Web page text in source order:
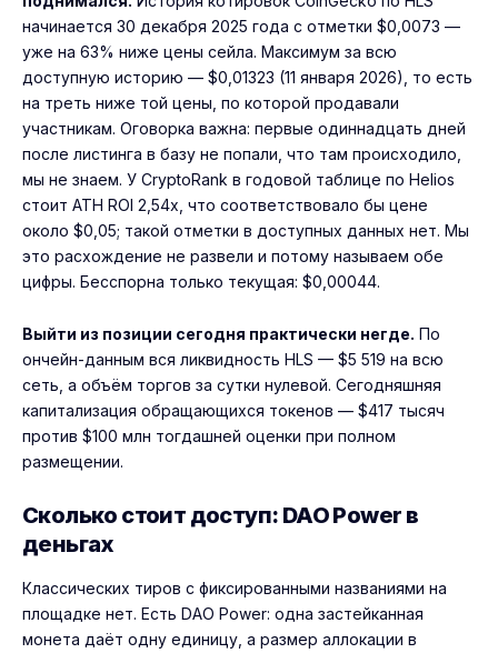
начинается 30 декабря 2025 года с отметки $0,0073 —
уже на 63% ниже цены сейла. Максимум за всю
доступную историю — $0,01323 (11 января 2026), то есть
на треть ниже той цены, по которой продавали
участникам. Оговорка важна: первые одиннадцать дней
после листинга в базу не попали, что там происходило,
мы не знаем. У CryptoRank в годовой таблице по Helios
стоит ATH ROI 2,54x, что соответствовало бы цене
около $0,05; такой отметки в доступных данных нет. Мы
это расхождение не развели и потому называем обе
цифры. Бесспорна только текущая: $0,00044.
Выйти из позиции сегодня практически негде. По
ончейн-данным вся ликвидность HLS — $5 519 на всю
сеть, а объём торгов за сутки нулевой. Сегодняшняя
капитализация обращающихся токенов — $417 тысяч
против $100 млн тогдашней оценки при полном
размещении.
Сколько стоит доступ: DAO Power в
деньгах
Классических тиров с фиксированными названиями на
площадке нет. Есть DAO Power: одна застейканная
монета даёт одну единицу, а размер аллокации в